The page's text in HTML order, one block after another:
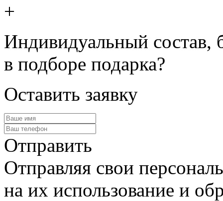
+
Индивидуальный состав,
в подборе подарка?
Оставить заявку
Отправить
Отправляя свои
на их использование и